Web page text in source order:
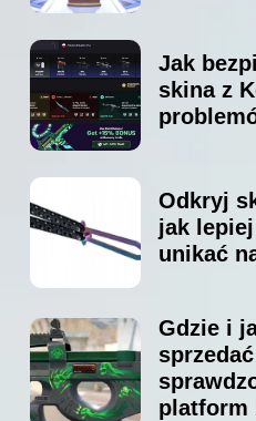
Jak
skina z
Odkryj
jak
unikać
Gdzie i
platform